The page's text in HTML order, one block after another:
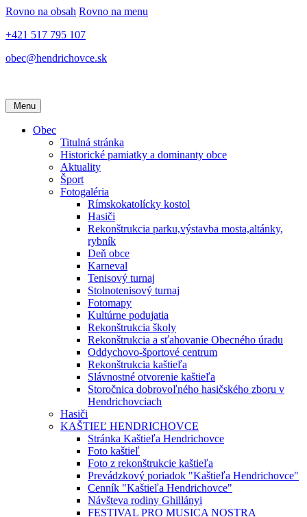
Rovno na obsah Rovno na menu
+421 517 795 107
obec@hendrichovce.sk
Menu
Obec
Titulná stránka
Historické pamiatky a dominanty obce
Aktuality
Šport
Fotogaléria
Rímskokatolícky kostol
Hasiči
Rekonštrukcia parku,výstavba mosta,altánky,
rybník
Deň obce
Karneval
Tenisový turnaj
Stolnotenisový turnaj
Fotomapy
Kultúrne podujatia
Rekonštrukcia školy
Rekonštrukcia a sťahovanie Obecného úradu
Oddychovo-športové centrum
Rekonštrukcia kaštieľa
Slávnostné otvorenie kaštieľa
Storočnica dobrovoľného hasičského zboru v
Hendrichovciach
Hasiči
KAŠTIEĽ HENDRICHOVCE
Stránka Kaštieľa Hendrichovce
Foto kaštieľ
Foto z rekonštrukcie kaštieľa
Prevádzkový poriadok "Kaštieľa Hendrichovce"
Cenník "Kaštieľa Hendrichovce"
Návšteva rodiny Ghillányi
FESTIVAL PRO MUSICA NOSTRA